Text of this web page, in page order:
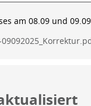
am 08.09 und